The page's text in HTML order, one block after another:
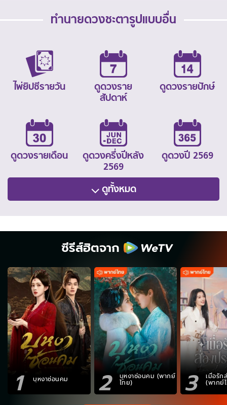
ทำนายดวงชะตารูปแบบอื่น
ไพ่ยิปซีรายวัน
ดูดวงราย
สัปดาห์
ดูดวงรายปักษ์
ดูดวงรายเดือน
ดูดวงครึ่งปีหลัง
2569
ดูดวงปี 2569
ดูทั้งหมด
ซีรีส์ฮิตจาก
1 บุหงาซ่อนคม 2 บุหงาซ่อนคม (พากย์
ไทย) 3 เมื่อรัก
(พากย์